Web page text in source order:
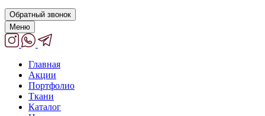
Обратный звонок
Меню
Главная
Акции
Портфолио
Ткани
Каталог